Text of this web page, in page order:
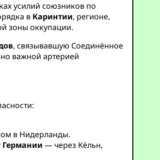
усилий союзников по
в Каринтии, регионе,
зоны оккупации.
, связывавшую Соединённое
важной артерией
в Нидерланды.
Германии — через Кёльн,